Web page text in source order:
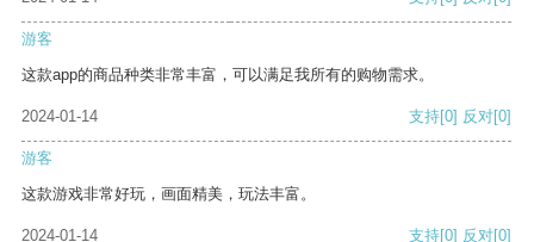
游客
这款app的商品种类非常丰富，可以满足我所有的购物需求。
2024-01-14 支持[0] 反对[0]
游客
这款游戏非常好玩，画面精美，玩法丰富。
2024-01-14 支持[0] 反对[0]